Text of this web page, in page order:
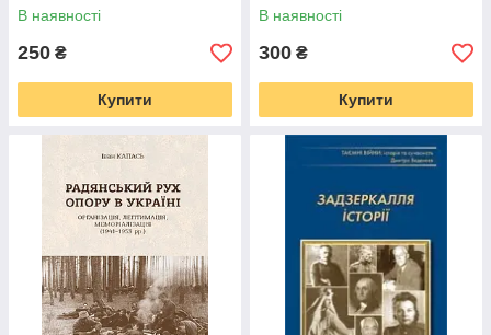
В наявності
250 ₴
Купити
В наявності
300 ₴
Купити